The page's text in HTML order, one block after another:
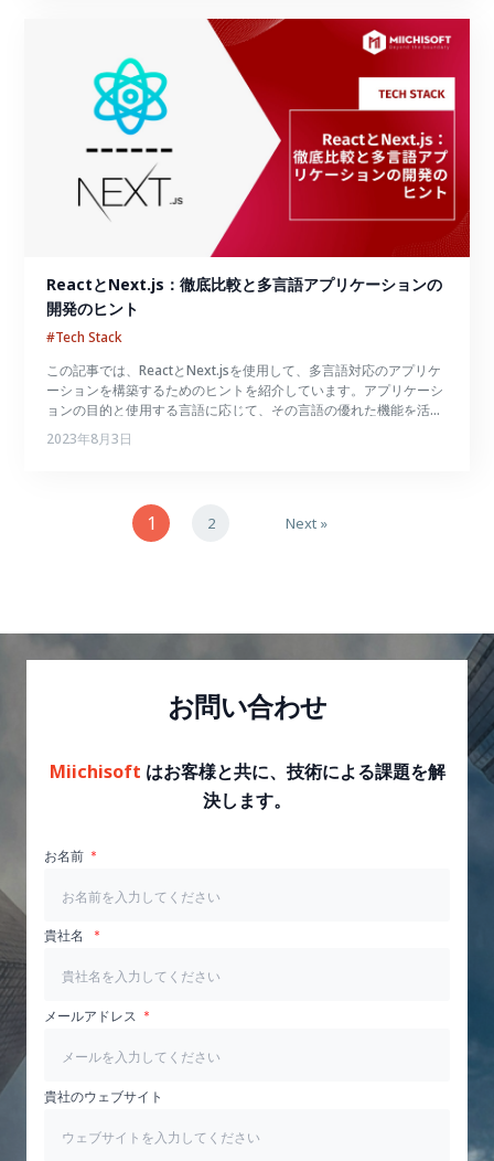
ReactとNext.js：徹底比較と多言語アプリケーションの
開発のヒント
#Tech Stack
この記事では、ReactとNext.jsを使用して、多言語対応のアプリケ
ーションを構築するためのヒントを紹介しています。アプリケーシ
ョンの目的と使用する言語に応じて、その言語の優れた機能を活用
するために適切な言語を選択してください。
2023年8月3日
1 2 Next »
お問い合わせ
Miichisoft はお客様と共に、技術による課題を解
決します。
お名前
貴社名
メールアドレス
貴社のウェブサイト